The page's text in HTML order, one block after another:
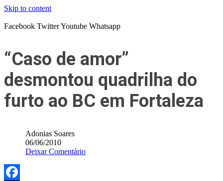
Skip to content
Facebook TwitterYoutube Whatsapp
“Caso de amor”
desmontou quadrilha do
furto ao BC em Fortaleza
Adonias Soares
06/06/2010
Deixar Comentário